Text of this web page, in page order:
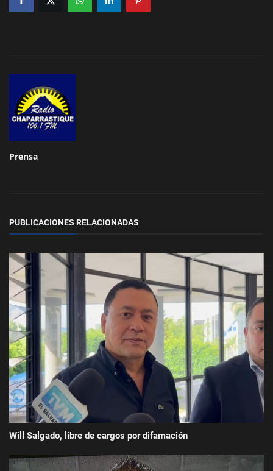
Prensa
PUBLICACIONES RELACIONADAS
Will Salgado, libre de cargos por difamación